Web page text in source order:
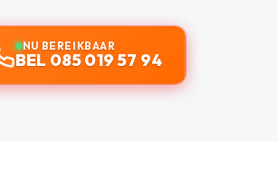
NU BEREIKBAAR
BEL 085 019 57 94